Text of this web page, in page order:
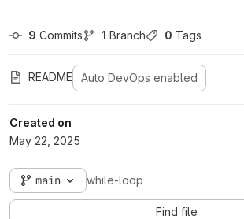
9 Commits 1 Branch 0 Tags
README Auto DevOps enabled
Created on
May 22, 2025
main while-loop
Find file